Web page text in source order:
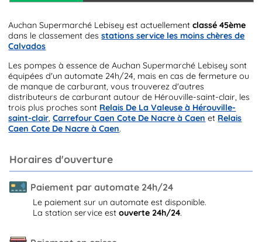
Auchan Supermarché Lebisey est actuellementclassé 45ème
dans le classement desstations service les moins chères de
Calvados
Les pompes à essence de Auchan Supermarché Lebisey sont
équipées d'un automate 24h/24, mais en cas de fermeture ou
de manque de carburant, vous trouverez d'autres
distributeurs de carburant autour de Hérouville-saint-clair, les
trois plus proches sont Relais De La Valeuse à Hérouville-
saint-clair,Carrefour Caen Cote De Nacre à Caen et Relais
Caen Cote De Nacre à Caen.
Horaires d'ouverture
Paiement par automate 24h/24
Le paiement sur un automate est disponible.
La station service est ouverte 24h/24.